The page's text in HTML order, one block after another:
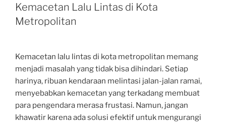
Kemacetan Lalu Lintas di Kota
Metropolitan
Kemacetan lalu lintas di kota metropolitan memang
menjadi masalah yang tidak bisa dihindari. Setiap
harinya, ribuan kendaraan melintasi jalan-jalan ramai,
menyebabkan kemacetan yang terkadang membuat
para pengendara merasa frustasi. Namun, jangan
khawatir karena ada solusi efektif untuk mengurangi